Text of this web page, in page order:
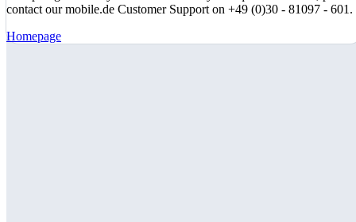
contact our mobile.de Customer Support on +49 (0)30 - 81097 - 601.
Homepage